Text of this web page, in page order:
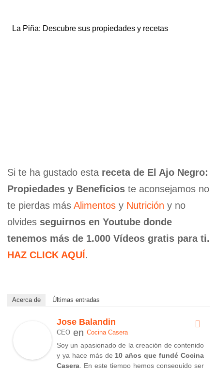
La Piña: Descubre sus propiedades y recetas
Si te ha gustado esta receta de El Ajo Negro:
Propiedades y Beneficios te aconsejamos no
te pierdas más Alimentos y Nutrición y no
olvides seguirnos en Youtube donde
tenemos más de 1.000 Vídeos gratis para ti.
HAZ CLICK AQUÍ.
Acerca de Últimas entradas
Jose Balandin
CEO en Cocina Casera
Soy un apasionado de la creación de contenido
y ya hace más de 10 años que fundé Cocina
Casera . En este tiempo hemos conseguido ser